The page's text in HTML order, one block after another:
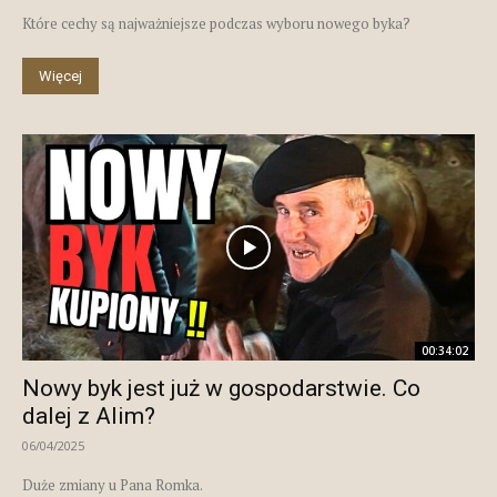
Które cechy są najważniejsze podczas wyboru nowego byka?
Więcej
00:34:02
Nowy byk jest już w gospodarstwie. Co
dalej z Alim?
06/04/2025
Duże zmiany u Pana Romka.